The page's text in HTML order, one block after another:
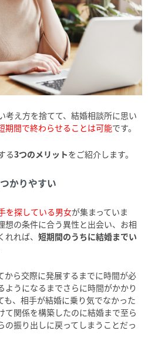
考え方を捨てて、結婚相談所に思い
期間で終わらせることは可能です。
る3つのメリットをご紹介します。
かりやすい
を探している男女が集まっていま
想の条件に合う異性と出会い、お相
れば、 短期間のうちに結婚までい
から交際に発展するまでに時間が必
ようになるまでさらに時間がかかり
も、相手が結婚に乗り気でなかった
て関係を構築したのに結婚まで至ら
の振り出しに戻ってしまうことだっ